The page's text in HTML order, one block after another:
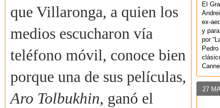
que Villaronga, a quien los
medios escucharon vía
teléfono móvil, conoce bien
porque una de sus películas,
Aro Tolbukhin, ganó el
El
ex-
y
por
27